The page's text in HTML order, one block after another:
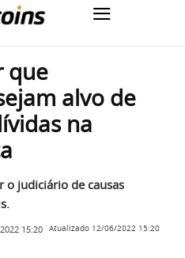
que
alvo de
na
o judiciário de causas
15:20 Atualizado 12/06/2022 15:20